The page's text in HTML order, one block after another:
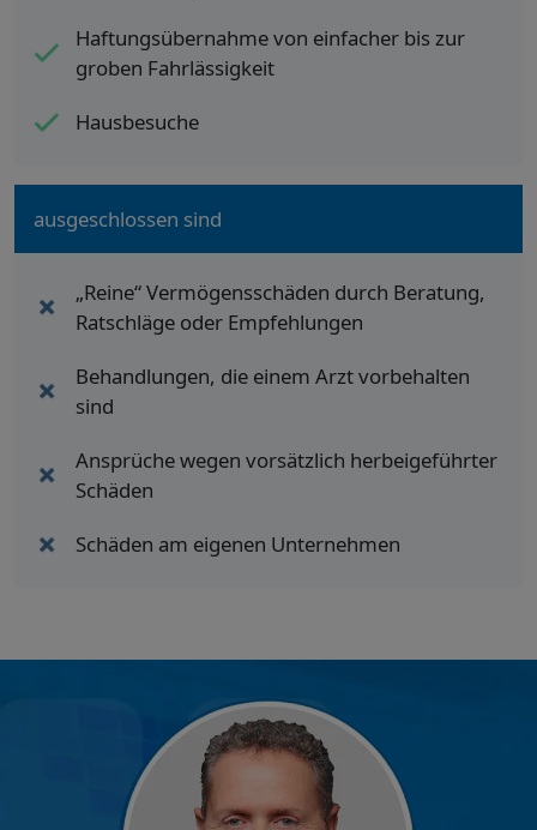
Haftungsübernahme von einfacher bis zur
groben Fahrlässigkeit
Hausbesuche
ausgeschlossen sind
„Reine“ Vermögensschäden durch Beratung,
Ratschläge oder Empfehlungen
Behandlungen, die einem Arzt vorbehalten
sind
Ansprüche wegen vorsätzlich herbeigeführter
Schäden
Schäden am eigenen Unternehmen